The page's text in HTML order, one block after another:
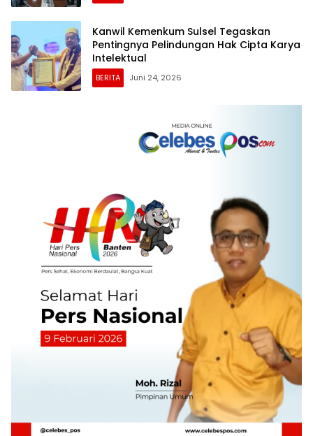
Kanwil Kemenkum Sulsel Tegaskan
Pentingnya Pelindungan Hak Cipta Karya
Intelektual
BERITA Juni 24, 2026